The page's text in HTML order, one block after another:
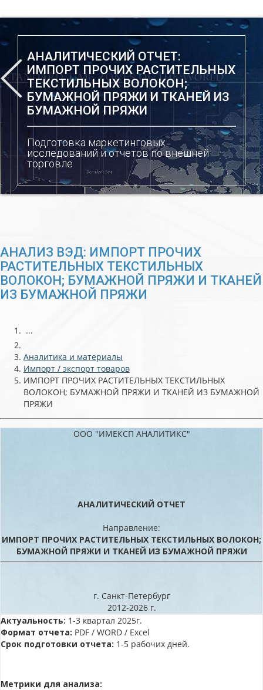
АНАЛИТИЧЕСКИЙ ОТЧЕТ:
ИМПОРТ ПРОЧИХ РАСТИТЕЛЬНЫХ
ТЕКСТИЛЬНЫХ ВОЛОКОН;
БУМАЖНОЙ ПРЯЖИ И ТКАНЕЙ ИЗ
БУМАЖНОЙ ПРЯЖИ
Подготовка маркетинговых
исследований и отчетов по внешней
торговле
АНАЛИЗ ВЭД: ИМПОРТ ПРОЧИХ
РАСТИТЕЛЬНЫХ ТЕКСТИЛЬНЫХ
ВОЛОКОН; БУМАЖНОЙ ПРЯЖИ И ТКАНЕЙ
ИЗ БУМАЖНОЙ ПРЯЖИ
...
Аналитика и материалы
Импорт / экспорт товаров
ИМПОРТ ПРОЧИХ РАСТИТЕЛЬНЫХ ТЕКСТИЛЬНЫХ
ВОЛОКОН; БУМАЖНОЙ ПРЯЖИ И ТКАНЕЙ ИЗ БУМАЖНОЙ
ПРЯЖИ
ООО "ИМЕКСП АНАЛИТИКС"
АНАЛИТИЧЕСКИЙ ОТЧЕТ
Направление:
ИМПОРТ ПРОЧИХ РАСТИТЕЛЬНЫХ ТЕКСТИЛЬНЫХ ВОЛОКОН;
БУМАЖНОЙ ПРЯЖИ И ТКАНЕЙ ИЗ БУМАЖНОЙ ПРЯЖИ
г. Санкт-Петербург
2012-2026 г.
Актуальность: 1-3 квартал 2025г.
Формат отчета: PDF / WORD / Excel
Срок подготовки отчета: 1-5 рабочих дней.
Метрики для анализа: